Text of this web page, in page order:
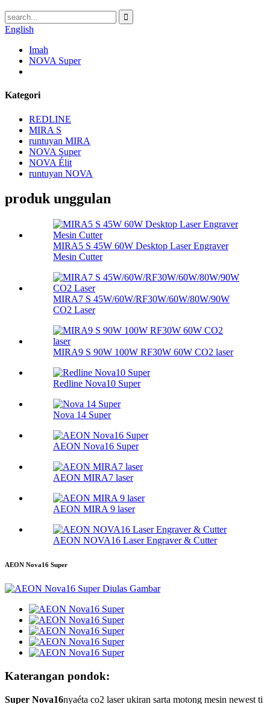
English
Imah
NOVA Super
Kategori
REDLINE
MIRA S
runtuyan MIRA
NOVA Super
NOVA Élit
runtuyan NOVA
produk unggulan
MIRA5 S 45W 60W Desktop Laser Engraver
Mesin Cutter
MIRA7 S 45W/60W/RF30W/60W/80W/90W
CO2 Laser
MIRA9 S 90W 100W RF30W 60W CO2 laser
Redline Nova10 Super
Nova 14 Super
AEON Nova16 Super
AEON MIRA7 laser
AEON MIRA 9 laser
AEON NOVA16 Laser Engraver & Cutter
AEON Nova16 Super
Katerangan pondok:
Super Nova16nyaéta co2 laser ukiran sarta motong mesin newest ti